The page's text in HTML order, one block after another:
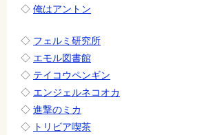
◇ 俺はアントン
◇ フェルミ研究所
◇ エモル図書館
◇ テイコウペンギン
◇ エンジェルネコオカ
◇ 進撃のミカ
◇ トリビア喫茶